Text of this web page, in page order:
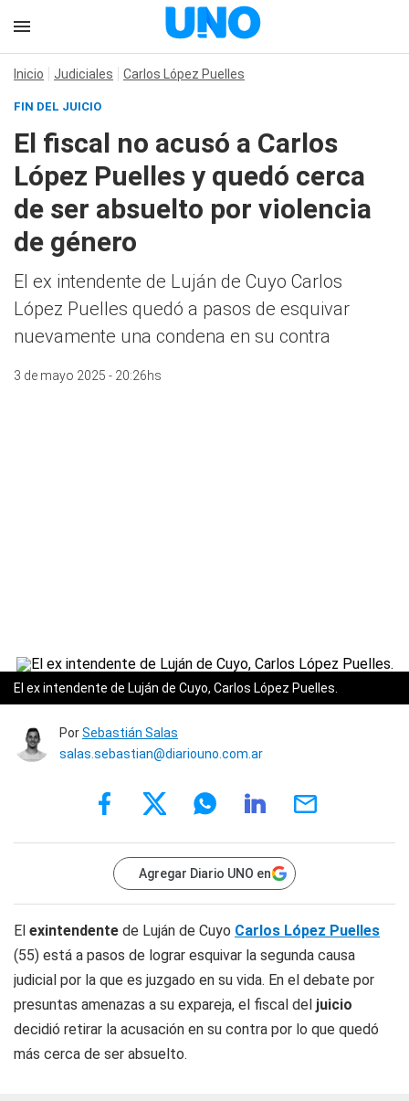
Inicio Judiciales Carlos López Puelles
FIN DEL JUICIO
El fiscal no acusó a Carlos
López Puelles y quedó cerca
de ser absuelto por violencia
de género
El ex intendente de Luján de Cuyo Carlos
López Puelles quedó a pasos de esquivar
nuevamente una condena en su contra
3 de mayo 2025 - 20:26hs
El ex intendente de Luján de Cuyo, Carlos López Puelles.
PorSebastián Salas
salas.sebastian@diariouno.com.ar
Agregar Diario UNO en
El exintendente de Luján de Cuyo Carlos López Puelles
(55) está a pasos de lograr esquivar la segunda causa
judicial por la que es juzgado en su vida. En el debate por
presuntas amenazas a su expareja, el fiscal del juicio
decidió retirar la acusación en su contra por lo que quedó
más cerca de ser absuelto.